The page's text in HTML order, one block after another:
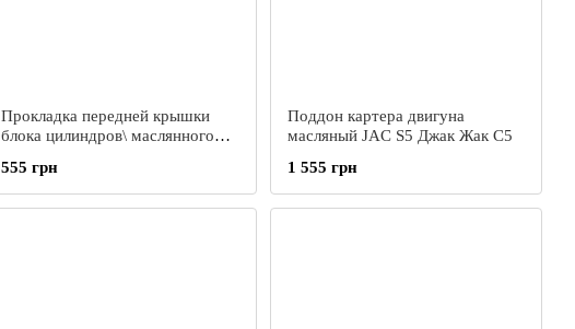
Прокладка передней крышки
блока цилиндров\ маслянного
Жак С5
555 грн
Поддон картера двигуна
масляный JAC S5 Джак Жак С5
1 555 грн